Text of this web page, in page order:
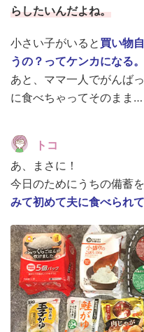
らしたいんだよね。
小さい子がいると 買い物
うの？ってケンカになる。
あと、ママ一人でがんば
に食べちゃってそのまま…
トコ
あ、まさに！
今日のためにうちの備蓄
みて初めて夫に食べられ